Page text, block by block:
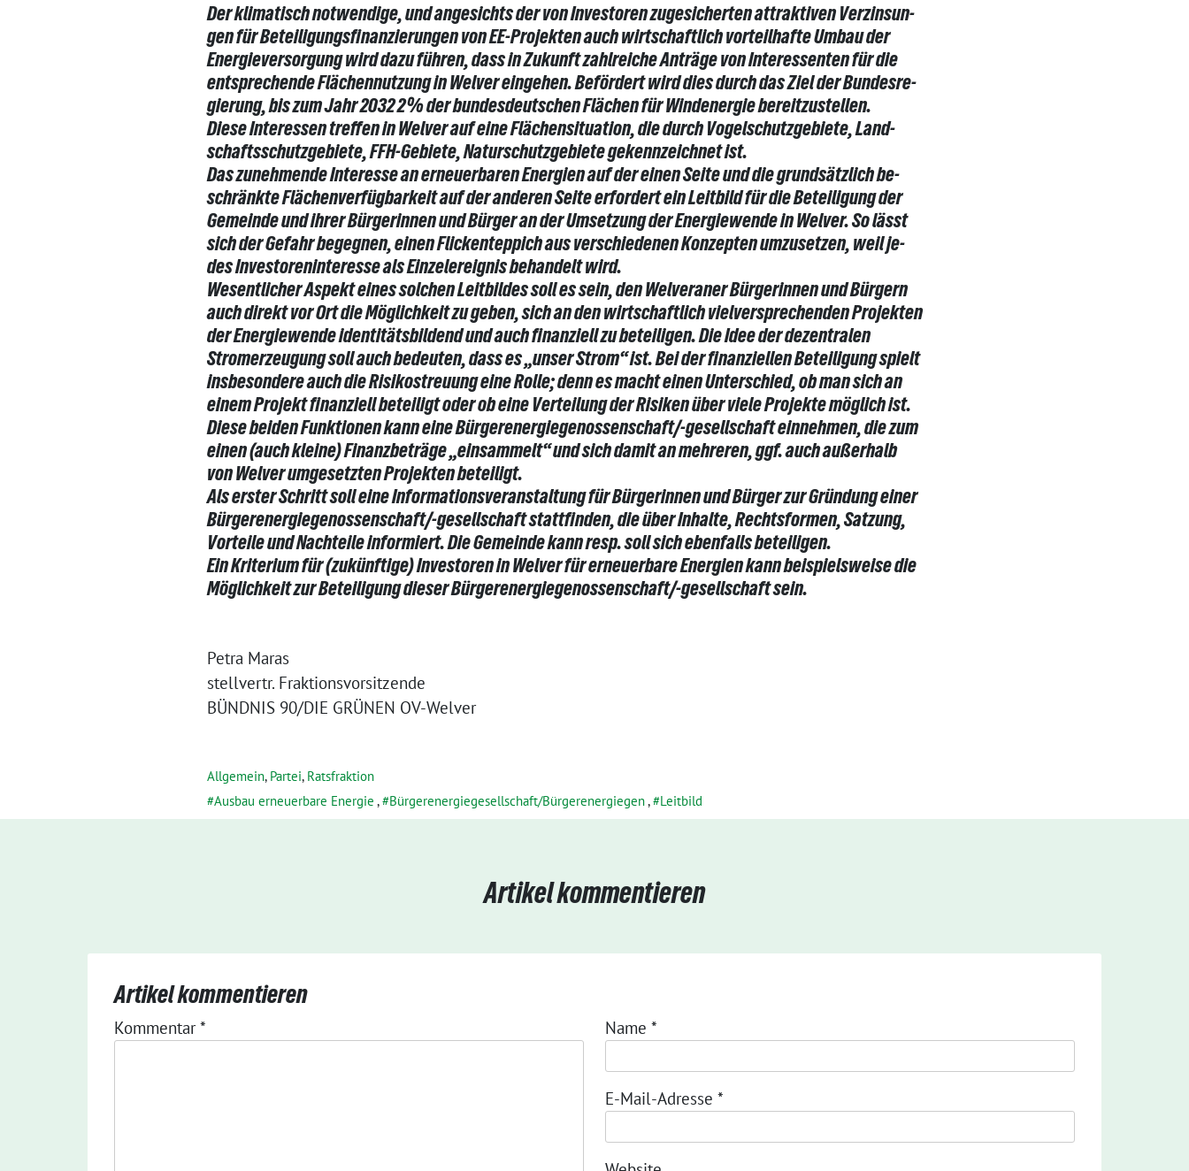
Der klimatisch notwendige, und angesichts der von Investoren zugesicherten attraktiven Verzinsun-
gen für Beteiligungsfinanzierungen von EE-Projekten auch wirtschaftlich vorteilhafte Umbau der
Energieversorgung wird dazu führen, dass in Zukunft zahlreiche Anträge von Interessenten für die
entsprechende Flächennutzung in Welver eingehen. Befördert wird dies durch das Ziel der Bundesre-
gierung, bis zum Jahr 2032 2% der bundesdeutschen Flächen für Windenergie bereitzustellen.
Diese Interessen treffen in Welver auf eine Flächensituation, die durch Vogelschutzgebiete, Land-
schaftsschutzgebiete, FFH-Gebiete, Naturschutzgebiete gekennzeichnet ist.
Das zunehmende Interesse an erneuerbaren Energien auf der einen Seite und die grundsätzlich be-
schränkte Flächenverfügbarkeit auf der anderen Seite erfordert ein Leitbild für die Beteiligung der
Gemeinde und ihrer Bürgerinnen und Bürger an der Umsetzung der Energiewende in Welver. So lässt
sich der Gefahr begegnen, einen Flickenteppich aus verschiedenen Konzepten umzusetzen, weil je-
des Investoreninteresse als Einzelereignis behandelt wird.
Wesentlicher Aspekt eines solchen Leitbildes soll es sein, den Welveraner Bürgerinnen und Bürgern
auch direkt vor Ort die Möglichkeit zu geben, sich an den wirtschaftlich vielversprechenden Projekten
der Energiewende identitätsbildend und auch finanziell zu beteiligen. Die Idee der dezentralen
Stromerzeugung soll auch bedeuten, dass es „unser Strom“ ist. Bei der finanziellen Beteiligung spielt
insbesondere auch die Risikostreuung eine Rolle; denn es macht einen Unterschied, ob man sich an
einem Projekt finanziell beteiligt oder ob eine Verteilung der Risiken über viele Projekte möglich ist.
Diese beiden Funktionen kann eine Bürgerenergiegenossenschaft/-gesellschaft einnehmen, die zum
einen (auch kleine) Finanzbeträge „einsammelt“ und sich damit an mehreren, ggf. auch außerhalb
von Welver umgesetzten Projekten beteiligt.
Als erster Schritt soll eine Informationsveranstaltung für Bürgerinnen und Bürger zur Gründung einer
Bürgerenergiegenossenschaft/-gesellschaft stattfinden, die über Inhalte, Rechtsformen, Satzung,
Vorteile und Nachteile informiert. Die Gemeinde kann resp. soll sich ebenfalls beteiligen.
Ein Kriterium für (zukünftige) Investoren in Welver für erneuerbare Energien kann beispielsweise die
Möglichkeit zur Beteiligung dieser Bürgerenergiegenossenschaft/-gesellschaft sein.
Petra Maras
stellvertr. Fraktionsvorsitzende
BÜNDNIS 90/DIE GRÜNEN OV-Welver
Allgemein, Partei, Ratsfraktion
Ausbau erneuerbare Energie , Bürgerenergiegesellschaft/Bürgerenergiegen, Leitbild
Artikel kommentieren
Artikel kommentieren
Kommentar* Name *
E-Mail-Adresse *